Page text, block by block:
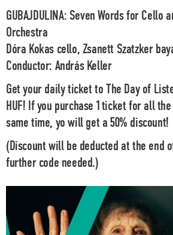
GUBAJDULINA: Seven Words for Cello
Orchestra
Dóra Kokas cello, Zsanett Szatzker
Conductor: András Keller
Get your daily ticket to The Day of
HUF! If you purchase 1 ticket for all
same time, yo will get a 50% discount!
(Discount will be deducted at the end
further code needed.)